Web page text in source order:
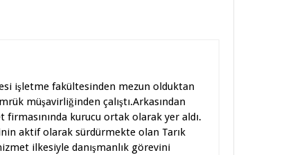
işletme fakültesinden mezun olduktan
müşavirliğinden çalıştı.Arkasından
firmasınında kurucu ortak olarak yer aldı.
aktif olarak sürdürmekte olan Tarık
ilkesiyle danışmanlık görevini